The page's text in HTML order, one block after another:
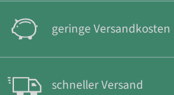
geringe Versandkosten
schneller Versand